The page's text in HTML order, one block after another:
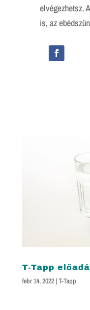
elvégezhetsz.
is, az
T-Tapp
febr 14, 2022| T-Tapp